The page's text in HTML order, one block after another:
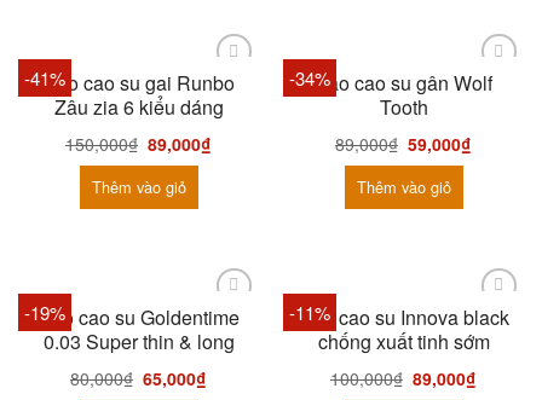
-41%Bao cao su gai Runbo
Zâu zia 6 kiểu dáng
150,000₫ 89,000₫
Thêm vào giỏ
-34%Bao cao su gân Wolf
Tooth
89,000₫ 59,000₫
Thêm vào giỏ
-19%
Bao cao su Goldentime
0.03 Super thin & long
80,000₫ 65,000₫
-11%
Bao cao su Innova black
chống xuất tinh sớm
100,000₫ 89,000₫